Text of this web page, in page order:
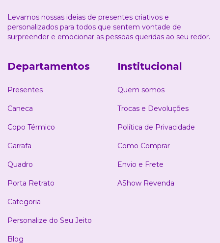
Levamos nossas ideias de presentes criativos e
personalizados para todos que sentem vontade de
surpreender e emocionar as pessoas queridas ao seu redor.
Departamentos
Presentes
Caneca
Copo Térmico
Garrafa
Quadro
Porta Retrato
Categoria
Personalize do Seu Jeito
Blog
Institucional
Quem somos
Trocas e Devoluções
Política de Privacidade
Como Comprar
Envio e Frete
AShow Revenda